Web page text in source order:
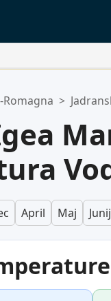
prazen.
Romagna >
April Maj Junij